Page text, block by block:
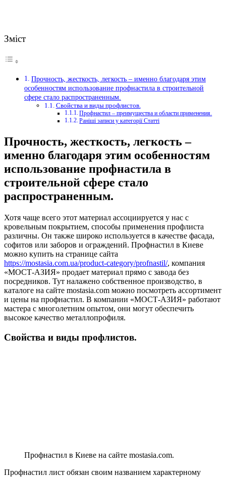
Зміст
Прочность, жесткость, легкость – именно благодаря этим
особенностям использование профнастила в строительной
сфере стало распространенным.
Свойства и виды профлистов.
Профнастил – преимущества и области применения.
Раніші записи у категорії Статті
Прочность, жесткость, легкость –
именно благодаря этим особенностям
использование профнастила в
строительной сфере стало
распространенным.
Хотя чаще всего этот материал ассоциируется у нас с
кровельным покрытием, способы применения профлиста
различны. Он также широко используется в качестве фасада,
софитов или заборов и ограждений. Профнастил в Киеве
можно купить на странице сайта
https://mostasia.com.ua/product-category/profnastil/, компания
«МОСТ-АЗИЯ» продает материал прямо с завода без
посредников. Тут налажено собственное производство, в
каталоге на сайте mostasia.com можно посмотреть ассортимент
и цены на профнастил. В компании «МОСТ-АЗИЯ» работают
мастера с многолетним опытом, они могут обеспечить
высокое качество металлопрофиля.
Свойства и виды профлистов.
Профнастил в Киеве на сайте mostasia.com.
Профнастил лист обязан своим названием характерному